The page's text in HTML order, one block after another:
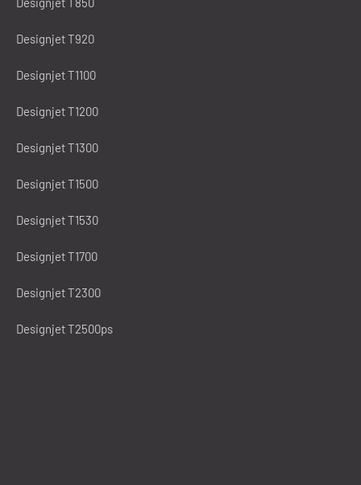
Designjet T920
Designjet T1100
Designjet T1200
Designjet T1300
Designjet T1500
Designjet T1530
Designjet T1700
Designjet T2300
Designjet T2500ps